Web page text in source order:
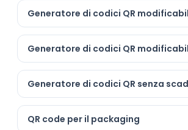
Generatore di codici QR
Generatore di codici QR
Generatore di codici QR senza
QR code per il packaging